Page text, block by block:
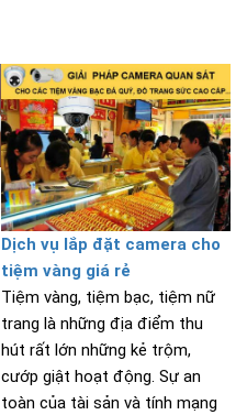
Dịch vụ lắp đặt camera cho
tiệm vàng giá rẻ
Tiệm vàng, tiệm bạc, tiệm nữ
trang là những địa điểm thu
hút rất lớn những kẻ trộm,
cướp giật hoạt động. Sự an
toàn của tài sản và tính mạng